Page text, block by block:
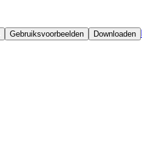
Gebruiksvoorbeelden Downloaden